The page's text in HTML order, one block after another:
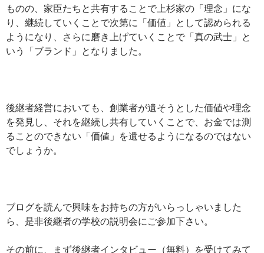
ものの、家臣たちと共有することで上杉家の「理念」にな
り、継続していくことで次第に「価値」として認められる
ようになり、さらに磨き上げていくことで「真の武士」と
いう「ブランド」となりました。
後継者経営においても、創業者が遺そうとした価値や理念
を発見し、それを継続し共有していくことで、お金では測
ることのできない「価値」を遺せるようになるのではない
でしょうか。
ブログを読んで興味をお持ちの方がいらっしゃいました
ら、是非後継者の学校の説明会にご参加下さい。
その前に、まず後継者インタビュー（無料）を受けてみて